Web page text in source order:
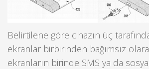
Belirtilene göre cihazın üç
ekranlar birbirinden bağımsız
ekranların birinde SMS ya da